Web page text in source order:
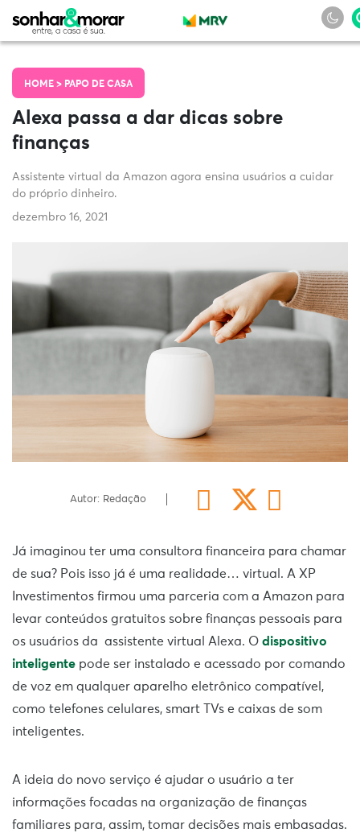
HOME > PAPO DE CASA
Alexa passa a dar dicas sobre
finanças
Assistente virtual da Amazon agora ensina usuários a cuidar
do próprio dinheiro.
dezembro 16, 2021
Autor: Redação
Já imaginou ter uma consultora financeira para chamar
de sua? Pois isso já é uma realidade… virtual. A XP
Investimentos firmou uma parceria com a Amazon para
levar conteúdos gratuitos sobre finanças pessoais para
os usuários da assistente virtual Alexa. O dispositivo
inteligente pode ser instalado e acessado por comando
de voz em qualquer aparelho eletrônico compatível,
como telefones celulares, smart TVs e caixas de som
inteligentes.
A ideia do novo serviço é ajudar o usuário a ter
informações focadas na organização de finanças
familiares para, assim, tomar decisões mais embasadas.